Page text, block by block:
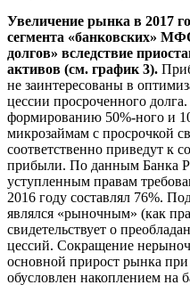
Увеличение рынка в 2017
сегмента «банковских»
долгов» вследствие
активов (см. график 3).
не заинтересованы в
цессии просроченного
формированию 50%-ного и
микрозаймам с просрочкой
соответственно приведут к
прибыли. По данным Банка
уступленным правам
2016 году составлял 76%.
являлся «рыночным» (как
свидетельствует о
цессий. Сокращение
основной прирост рынка
обусловлен накоплением